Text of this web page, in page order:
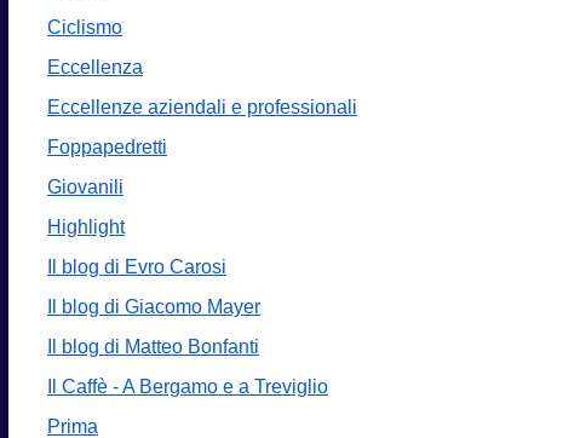
Ciclismo
Eccellenza
Eccellenze aziendali e professionali
Foppapedretti
Giovanili
Highlight
Il blog di Evro Carosi
Il blog di Giacomo Mayer
Il blog di Matteo Bonfanti
Il Caffè - A Bergamo e a Treviglio
Prima